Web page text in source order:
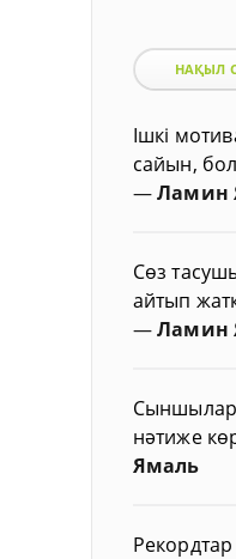
НАҚЫЛ
Ішкі
сайын,
—Ламин
Сөз
айтып
—Ламин
Сыншылар
нәтиже
Ямаль